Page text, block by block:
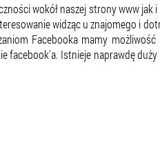
wokół naszej strony www
widząc u znajomego i
Facebooka mamy
Istnieje naprawdę